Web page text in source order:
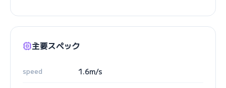
主要スペック
speed 1.6m/s